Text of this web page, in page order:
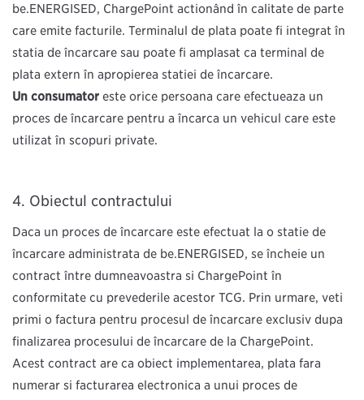
be.ENERGISED, ChargePoint acționând în calitate de parte
care emite facturile. Terminalul de plată poate fi integrat în
stația de încărcare sau poate fi amplasat ca terminal de
plată extern în apropierea stației de încărcare.
Un consumator este orice persoană care efectuează un
proces de încărcare pentru a încărca un vehicul care este
utilizat în scopuri private.
Obiectul contractului
Dacă un proces de încărcare este efectuat la o stație de
încărcare administrată de be.ENERGISED, se încheie un
contract între dumneavoastră și ChargePoint în
conformitate cu prevederile acestor TCG. Prin urmare, veți
primi o factură pentru procesul de încărcare exclusiv după
finalizarea procesului de încărcare de la ChargePoint.
Acest contract are ca obiect implementarea, plata fără
numerar si facturarea electronică a unui proces de